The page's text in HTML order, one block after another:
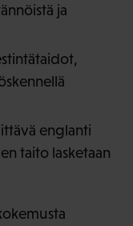
ja
englanti
taito lasketaan